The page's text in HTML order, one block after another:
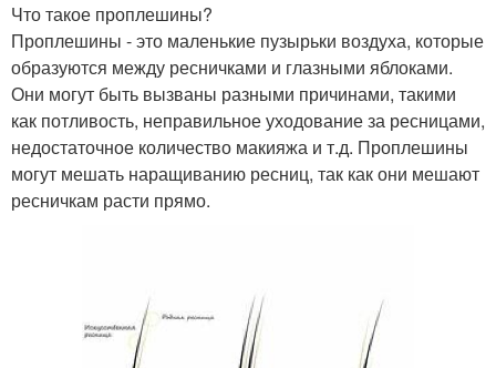
Что такое проплешины?
Проплешины - это маленькие пузырьки воздуха, которые
образуются между ресничками и глазными яблоками.
Они могут быть вызваны разными причинами, такими
как потливость, неправильное уходование за ресницами,
недостаточное количество макияжа и т.д. Проплешины
могут мешать наращиванию ресниц, так как они мешают
ресничкам расти прямо.